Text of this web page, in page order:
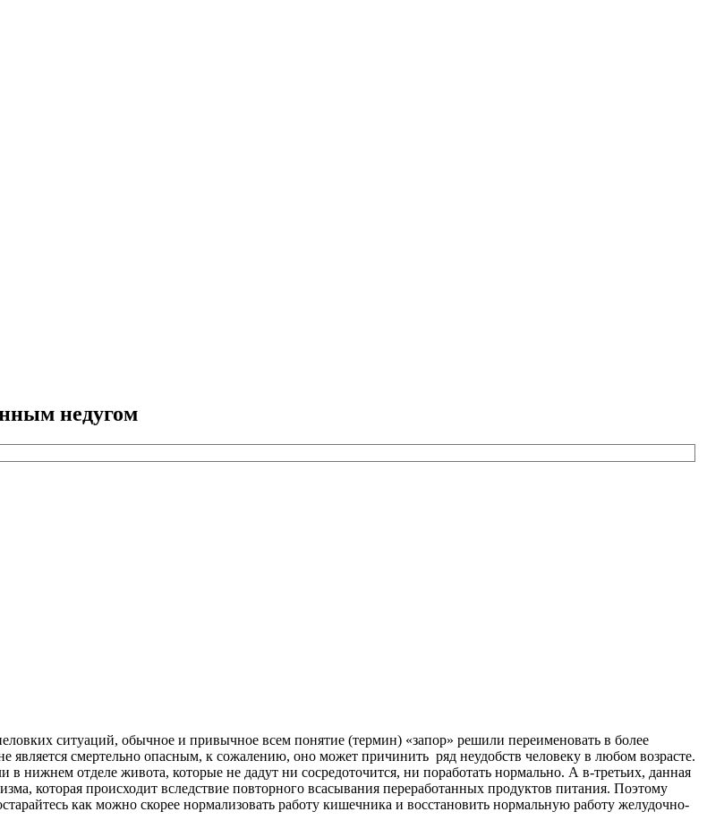
недугом
ситуаций, обычное и привычное всем понятие (термин) «запор» решили переименовать в более
смертельно опасным, к сожалению, оно может причинить ряд неудобств человеку в любом возрасте.
нижнем отделе живота, которые не дадут ни сосредоточится, ни поработать нормально. А в-третьих, данная
которая происходит вследствие повторного всасывания переработанных продуктов питания. Поэтому
как можно скорее нормализовать работу кишечника и восстановить нормальную работу желудочно-